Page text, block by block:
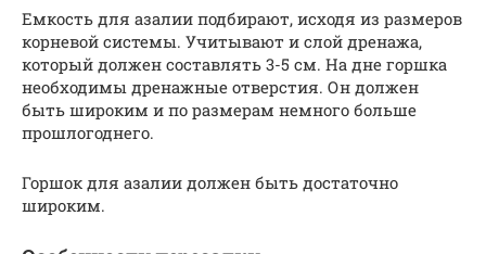
Емкость для азалии подбирают, исходя из размеров
корневой системы. Учитывают и слой дренажа,
который должен составлять 3-5 см. На дне горшка
необходимы дренажные отверстия. Он должен
быть широким и по размерам немного больше
прошлогоднего.
Горшок для азалии должен быть достаточно
широким.